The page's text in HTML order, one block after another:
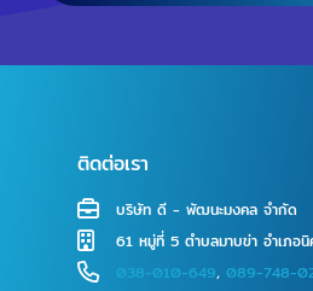
ติดต่อเรา
บริษัท ดี - พัฒนะมงคล จำกัด
61 หมู่ที่ 5 ตำบลมาบข่า อำเภอ
038-010-649, 089-748-